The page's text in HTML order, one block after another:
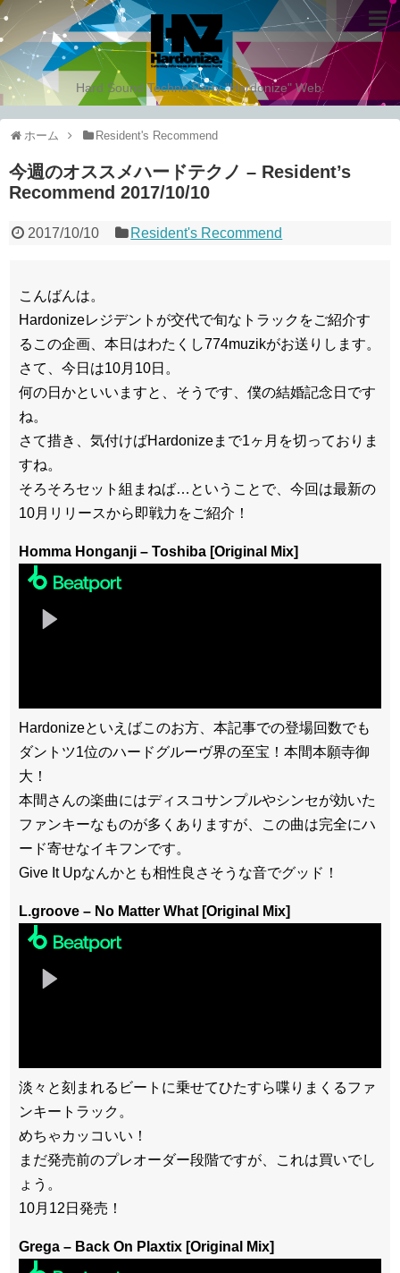
Hard Sound Techno Party "Hardonize" Web.
ホーム Resident's Recommend
今週のオススメハードテクノ – Resident’s
Recommend 2017/10/10
2017/10/10 Resident's Recommend
こんばんは。
Hardonizeレジデントが交代で旬なトラックをご紹介す
るこの企画、本日はわたくし774muzikがお送りします。
さて、今日は10月10日。
何の日かといいますと、そうです、僕の結婚記念日です
ね。
さて措き、気付けばHardonizeまで1ヶ月を切っておりま
すね。
そろそろセット組まねば…ということで、今回は最新の
10月リリースから即戦力をご紹介！
Homma Honganji – Toshiba [Original Mix]
Hardonizeといえばこのお方、本記事での登場回数でも
ダントツ1位のハードグルーヴ界の至宝！本間本願寺御
大！
本間さんの楽曲にはディスコサンプルやシンセが効いた
ファンキーなものが多くありますが、この曲は完全にハ
ード寄せなイキフンです。
Give It Upなんかとも相性良さそうな音でグッド！
L.groove – No Matter What [Original Mix]
淡々と刻まれるビートに乗せてひたすら喋りまくるファ
ンキートラック。
めちゃカッコいい！
まだ発売前のプレオーダー段階ですが、これは買いでし
ょう。
10月12日発売！
Grega – Back On Plaxtix [Original Mix]